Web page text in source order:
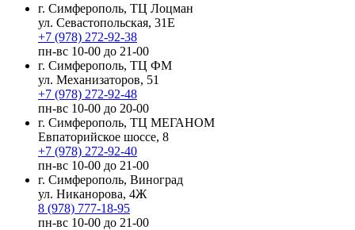
г. Симферополь, ТЦ Лоцман
ул. Севастопольская, 31Е
+7 (978) 272-92-38
пн-вс 10-00 до 21-00
г. Симферополь, ТЦ ФМ
ул. Механизаторов, 51
+7 (978) 272-92-48
пн-вс 10-00 до 20-00
г. Симферополь, ТЦ МЕГАНОМ
Евпаторийское шоссе, 8
+7 (978) 272-92-40
пн-вс 10-00 до 21-00
г. Симферополь, Виноград
ул. Никанорова, 4Ж
8 (978) 777-18-95
пн-вс 10-00 до 21-00